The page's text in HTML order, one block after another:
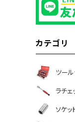
カテゴリ
ツール
ラチェ
ソケッ